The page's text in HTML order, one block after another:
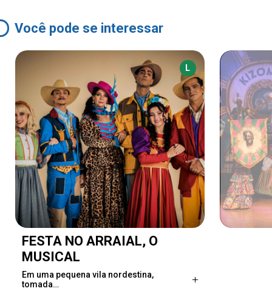
Você pode se interessar
L
FESTA NO ARRAIAL, O
MUSICAL
Em uma pequena vila nordestina,
tomada…